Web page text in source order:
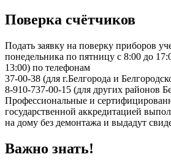
Поверка счётчиков
Подать заявку на поверку приборов
понедельника по пятницу с 8:00 до
13:00) по телефонам
37-00-38 (для г.Белгорода и
8-910-737-00-15 (для других районов
Профессиональные и
государственной аккредитацией
на дому без демонтажа и выдадут
Важно знать!